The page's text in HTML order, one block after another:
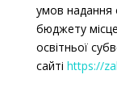
умов надання
бюджету
освітньої
сайті https://